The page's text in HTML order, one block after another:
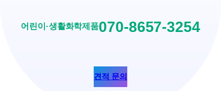
어린이·생활화학제품070-8657-3254
견적 문의